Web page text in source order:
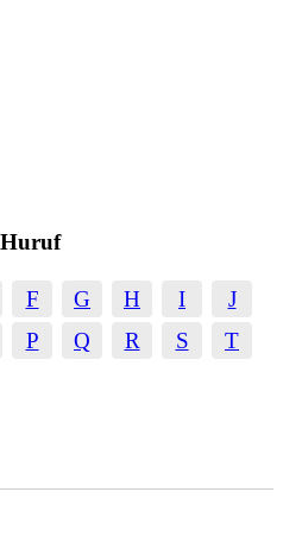
F G H I
J
P Q R S
T